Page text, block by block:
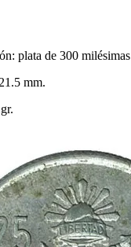
plata de 300 milésimas
mm.